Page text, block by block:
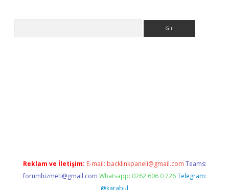
Reklam ve İletişim: E-mail: backlinkpaneli@gmail.com Teams:
forumhizmeti@gmail.com Whatsapp: 0262 606 0 726 Telegram:
@karabul